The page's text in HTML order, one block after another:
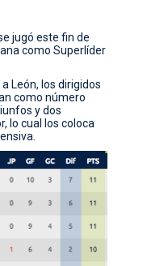
jugó este fin de
como Superlíder
León, los dirigidos
como número
y dos
lo cual los coloca